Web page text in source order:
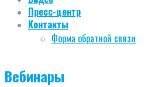
Пресс-центр
Контакты
Форма обратной связи
Вебинары